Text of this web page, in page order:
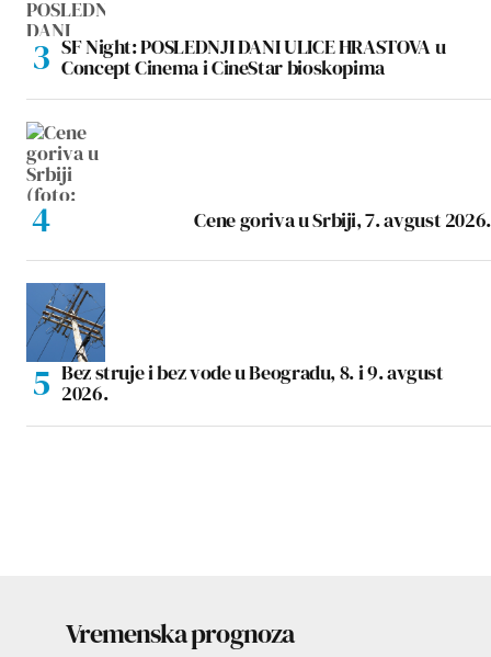
SF Night: POSLEDNJI DANI ULICE HRASTOVA u
Concept Cinema i CineStar bioskopima
Cene goriva u Srbiji, 7. avgust 2026.
Bez struje i bez vode u Beogradu, 8. i 9. avgust
2026.
Vremenska prognoza